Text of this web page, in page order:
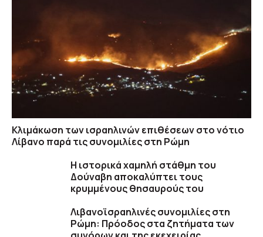
Κλιμάκωση των ισραηλινών επιθέσεων στο νότιο
Λίβανο παρά τις συνομιλίες στη Ρώμη
Η ιστορικά χαμηλή στάθμη του
Δούναβη αποκαλύπτει τους
κρυμμένους θησαυρούς του
Λιβανοϊσραηλινές συνομιλίες στη
Ρώμη: Πρόοδος στα ζητήματα των